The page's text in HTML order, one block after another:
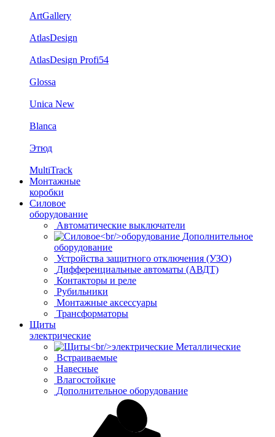
ArtGallery
AtlasDesign
AtlasDesign Profi54
Glossa
Unica New
Blanca
Этюд
MultiTrack
Монтажные
коробки
Силовое
оборудование
Автоматические выключатели
Дополнительное
оборудование
Устройства защитного отключения (УЗО)
Дифференциальные автоматы (АВДТ)
Контакторы и реле
Рубильники
Монтажные аксессуары
Трансформаторы
Щиты
электрические
Металлические
Встраиваемые
Навесные
Влагостойкие
Дополнительное оборудование